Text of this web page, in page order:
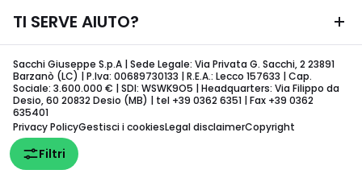
Filtri
TI SERVE AIUTO?
Sacchi Giuseppe S.p.A | Sede Legale: Via Privata G. Sacchi, 2 23891
Barzanò (LC) | P.Iva: 00689730133 | R.E.A.: Lecco 157633 | Cap.
Sociale: 3.600.000 € | SDI: WSWK9O5 | Headquarters: Via Filippo da
Desio, 60 20832 Desio (MB) | tel +39 0362 6351 | Fax +39 0362
635401
Privacy PolicyGestisci i cookiesLegal disclaimerCopyright